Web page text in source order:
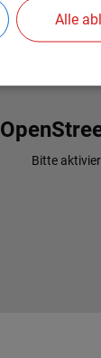
Bitte
Alle